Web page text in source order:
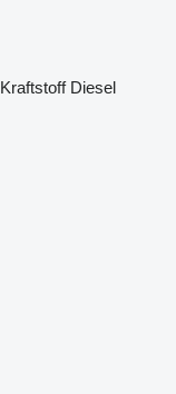
Kraftstoff Diesel